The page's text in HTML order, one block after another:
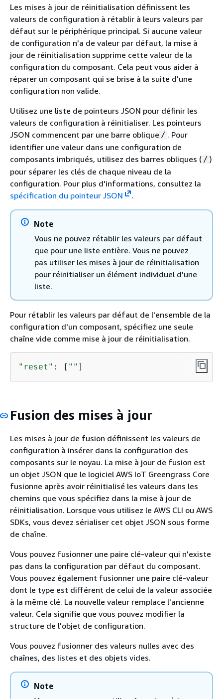
Les mises à jour de réinitialisation définissent les
valeurs de configuration à rétablir à leurs valeurs par
défaut sur le périphérique principal. Si aucune valeur
de configuration n'a de valeur par défaut, la mise à
jour de réinitialisation supprime cette valeur de la
configuration du composant. Cela peut vous aider à
réparer un composant qui se brise à la suite d'une
configuration non valide.
Utilisez une liste de pointeurs JSON pour définir les
valeurs de configuration à réinitialiser. Les pointeurs
JSON commencent par une barre oblique / . Pour
identifier une valeur dans une configuration de
composants imbriqués, utilisez des barres obliques ( / )
pour séparer les clés de chaque niveau de la
configuration. Pour plus d'informations, consultez la
spécification du pointeur JSON
.
Note
Vous ne pouvez rétablir les valeurs par défaut
que pour une liste entière. Vous ne pouvez
pas utiliser les mises à jour de réinitialisation
pour réinitialiser un élément individuel d'une
liste.
Pour rétablir les valeurs par défaut de l'ensemble de la
configuration d'un composant, spécifiez une seule
chaîne vide comme mise à jour de réinitialisation.
"reset" : [ "" ]
Fusion des mises à jour
Les mises à jour de fusion définissent les valeurs de
configuration à insérer dans la configuration des
composants sur le noyau. La mise à jour de fusion est
un objet JSON que le logiciel AWS IoT Greengrass Core
fusionne après avoir réinitialisé les valeurs dans les
chemins que vous spécifiez dans la mise à jour de
réinitialisation. Lorsque vous utilisez le AWS CLI ou AWS
SDKs, vous devez sérialiser cet objet JSON sous forme
de chaîne.
Vous pouvez fusionner une paire clé-valeur qui n'existe
pas dans la configuration par défaut du composant.
Vous pouvez également fusionner une paire clé-valeur
dont le type est différent de celui de la valeur associée
à la même clé. La nouvelle valeur remplace l'ancienne
valeur. Cela signifie que vous pouvez modifier la
structure de l'objet de configuration.
Vous pouvez fusionner des valeurs nulles avec des
chaînes, des listes et des objets vides.
Note